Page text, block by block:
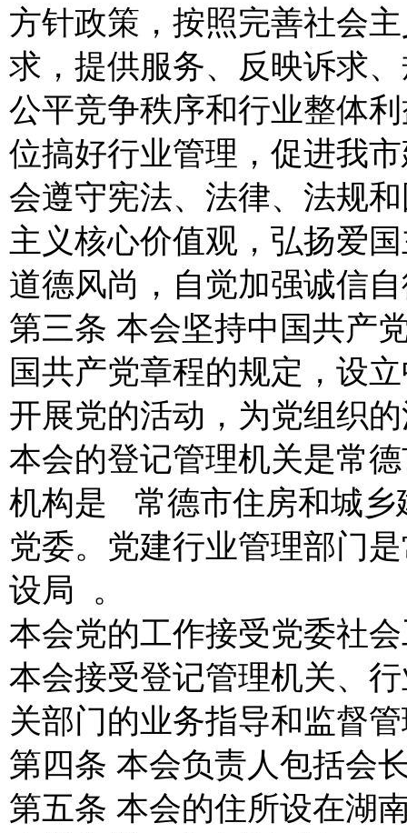
方针政策，按照完善社会
求，提供服务、反映诉求
公平竞争秩序和行业整体
位搞好行业管理，促进我
会遵守宪法、法律、法规
主义核心价值观，弘扬爱
道德风尚，自觉加强诚信
第三条 本会坚持中国共产
国共产党章程的规定，设
开展党的活动，为党组织
本会的登记管理机关是常
机构是 常德市住房和城乡
党委。党建行业管理部门
设局 。
本会党的工作接受党委社
本会接受登记管理机关、
关部门的业务指导和监督
第四条 本会负责人包括会
第五条 本会的住所设在湖